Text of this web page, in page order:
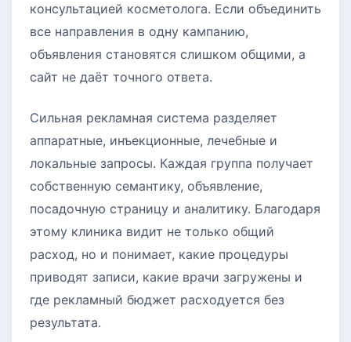
консультацией косметолога. Если объединить
все направления в одну кампанию,
объявления становятся слишком общими, а
сайт не даёт точного ответа.
Сильная рекламная система разделяет
аппаратные, инъекционные, лечебные и
локальные запросы. Каждая группа получает
собственную семантику, объявление,
посадочную страницу и аналитику. Благодаря
этому клиника видит не только общий
расход, но и понимает, какие процедуры
приводят записи, какие врачи загружены и
где рекламный бюджет расходуется без
результата.